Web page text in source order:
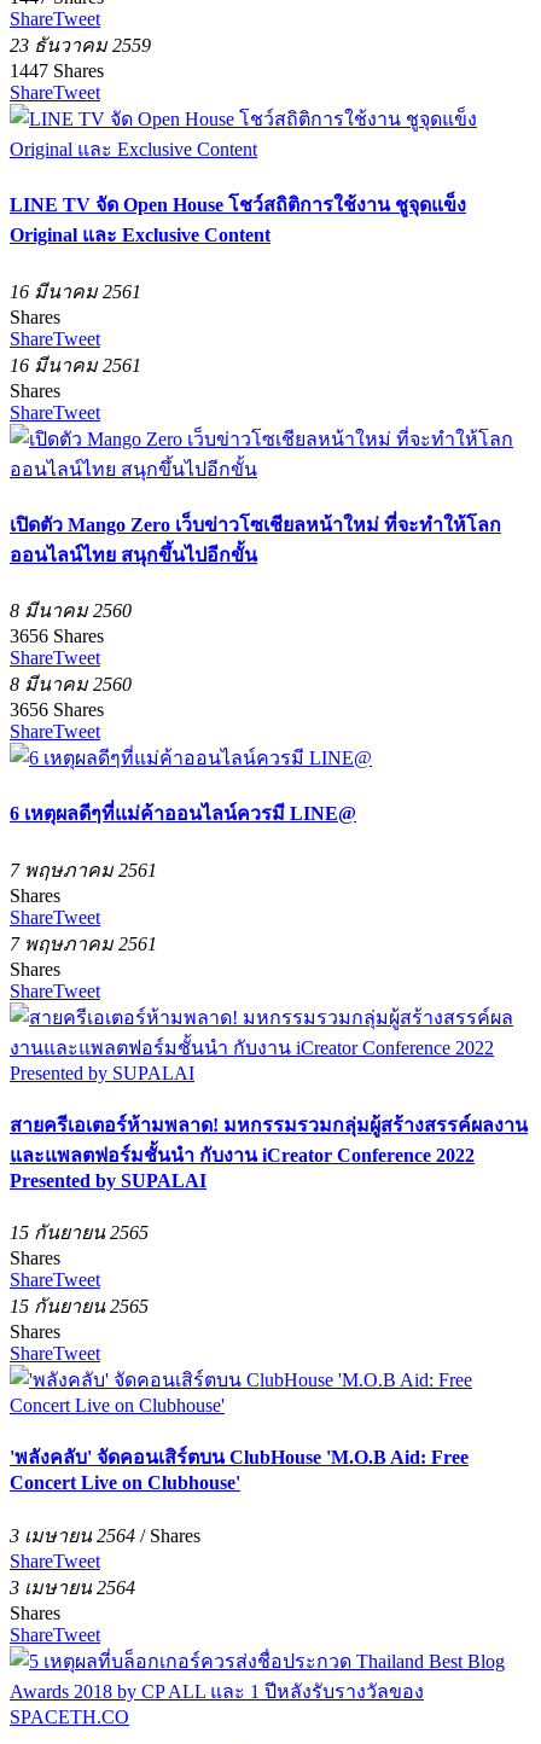
ShareTweet
23 ธันวาคม 2559
1447 Shares
ShareTweet
LINE TV จัด Open House โชว์สถิติการใช้งาน ชูจุดแข็ง
Original และ Exclusive Content
16 มีนาคม 2561
Shares
ShareTweet
16 มีนาคม 2561
Shares
ShareTweet
เปิดตัว Mango Zero เว็บข่าวโซเชียลหน้าใหม่ ที่จะทำให้โลก
ออนไลน์ไทย สนุกขึ้นไปอีกขั้น
8 มีนาคม 2560
3656 Shares
ShareTweet
8 มีนาคม 2560
3656 Shares
ShareTweet
6 เหตุผลดีๆที่แม่ค้าออนไลน์ควรมี LINE@
7 พฤษภาคม 2561
Shares
ShareTweet
7 พฤษภาคม 2561
Shares
ShareTweet
สายครีเอเตอร์ห้ามพลาด! มหกรรมรวมกลุ่มผู้สร้างสรรค์ผลงาน
และแพลตฟอร์มชั้นนำ กับงาน iCreator Conference 2022
Presented by SUPALAI
15 กันยายน 2565
Shares
ShareTweet
15 กันยายน 2565
Shares
ShareTweet
'พลังคลับ' จัดคอนเสิร์ตบน ClubHouse 'M.O.B Aid: Free
Concert Live on Clubhouse'
3 เมษายน 2564 / Shares
ShareTweet
3 เมษายน 2564
Shares
ShareTweet